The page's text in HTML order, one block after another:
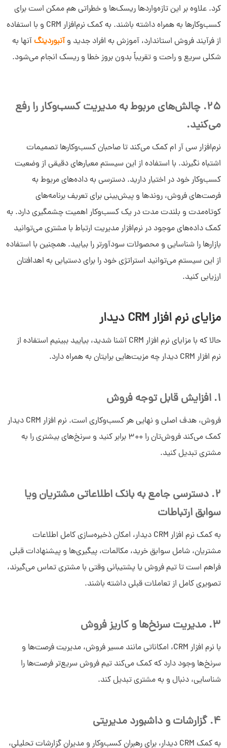
کرد. علاوه بر این تازه‌واردها ریسک‌ها و خطراتی هم ممکن است برای
کسب‌وکارها به همراه داشته باشند. به کمک نرم‌افزار CRM و با استفاده
از فرآیند فروش استاندارد، آموزش به افراد جدید وآنبوردینگآنها به
شکلی سریع و راحت و تقریباً بدون بروز خطا و ریسک انجام می‌شود.
25. چالش‌های مربوط به مدیریت کسب‌وکار را رفع
می‌کنید.
نرم‌افزار سی آر ام کمک می‌کند تا صاحبان کسب‌وکارها تصمیمات
اشتباه نگیرند. با استفاده از این سیستم معیارهای دقیقی از وضعیت
کسب‌وکار خود در اختیار دارید. دسترسی به داده‌های مربوط به
فرصت‌های فروش، روندها و پیش‌بینی برای تعریف برنامه‌های
کوتاه‌مدت و بلندت مدت در یک کسب‌وکار اهمیت چشمگیری دارد. به
کمک داده‌های موجود در نرم‌افزار مدیریت ارتباط با مشتری می‌توانید
بازارها را شناسایی و محصولات سودآورتر را بیابید. همچنین با استفاده
از این سیستم می‌توانید استراتژی خود را برای دستیابی به اهدافتان
ارزیابی کنید.
مزایای نرم افزار CRM دیدار
حالا که با مزایای نرم افزار CRM آشنا شدید، بیایید ببینیم استفاده از
نرم افزار CRM دیدار چه مزیت‌هایی برایتان به همراه دارد.
1. افزایش قابل توجه فروش
فروش، هدف اصلی و نهایی هر کسب‌وکاری است. نرم افزار CRM دیدار
کمک می‌کند فروش‌تان را 300 برابر کنید و سرنخ‌های بیشتری را به
مشتری تبدیل کنید.
2. دسترسی جامع به بانک اطلاعاتی مشتریان ویا
سوابق ارتباطات
به کمک نرم افزار CRM دیدار، امکان ذخیره‌سازی کامل اطلاعات
مشتریان، شامل سوابق خرید، مکالمات، پیگیری‌ها و پیشنهادات قبلی
فراهم است تا تیم فروش یا پشتیبانی وقتی با مشتری تماس می‌گیرند،
تصویری کامل از تعاملات قبلی داشته باشند.
3. مدیریت سرنخ‌ها و کاریز فروش
با نرم افزار CRM، امکاناتی مانند مسیر فروش، مدیریت فرصت‌ها و
سرنخ‌ها وجود دارد که کمک می‌کند تیم فروش سریع‌تر فرصت‌ها را
شناسایی، دنبال و به مشتری تبدیل کند.
4. گزارشات و داشبورد مدیریتی
به کمک CRM دیدار، برای رهبران کسب‌وکار و مدیران گزارشات تحلیلی،